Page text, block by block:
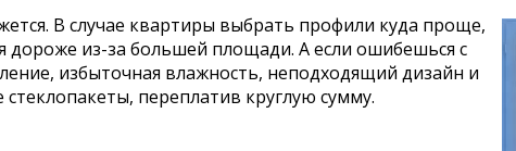
В случае квартиры выбрать профили куда проще,
дороже из-за большей площади. А если ошибешься с
избыточная влажность, неподходящий дизайн и
переплатив круглую сумму.